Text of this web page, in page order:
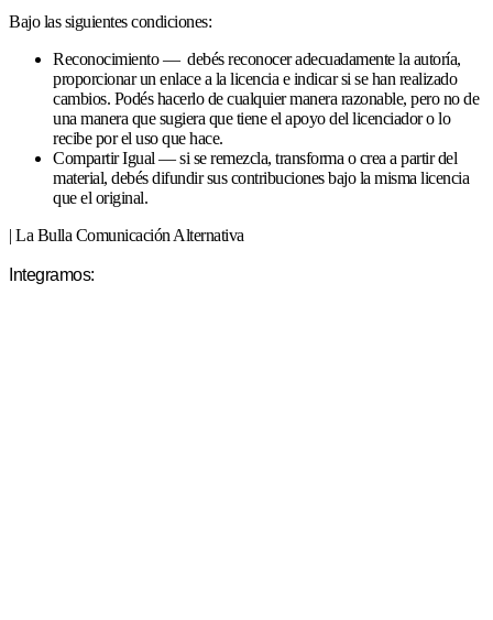
Bajo las siguientes condiciones:
Reconocimiento — debés reconocer adecuadamente la autoría,
proporcionar un enlace a la licencia e indicar si se han realizado
cambios. Podés hacerlo de cualquier manera razonable, pero no de
una manera que sugiera que tiene el apoyo del licenciador o lo
recibe por el uso que hace.
Compartir Igual — si se remezcla, transforma o crea a partir del
material, debés difundir sus contribuciones bajo la misma licencia
que el original.
| La Bulla Comunicación Alternativa
Integramos: